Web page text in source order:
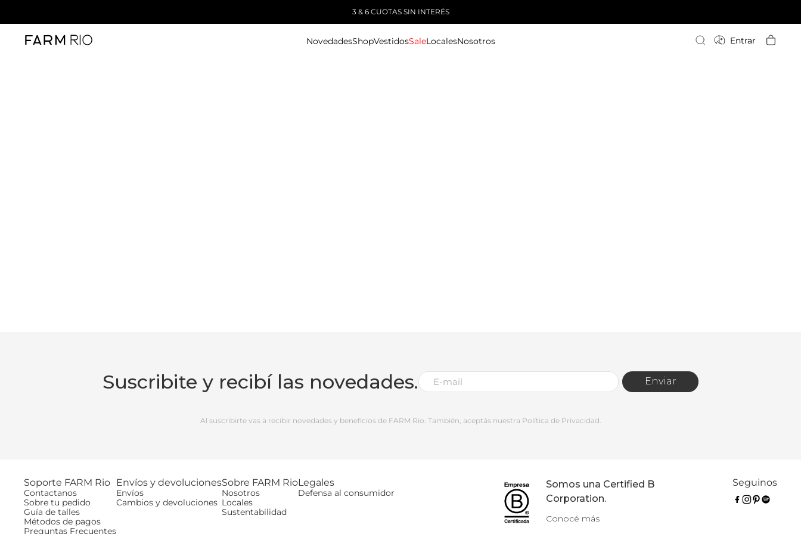
3 & 6 CUOTAS SIN INTERÉS
NovedadesShopVestidosSaleLocalesNosotros Entrar
Suscribite y recibí las novedades. Enviar
Al suscribirte vas a recibir novedades y beneficios de FARM Rio. También, aceptás nuestra Política de Privacidad.
Soporte FARM Rio
Contactanos
Sobre tu pedido
Guía de talles
Métodos de pagos
Preguntas Frecuentes
Envíos y devoluciones
Envíos
Cambios y devoluciones
Sobre FARM Rio
Nosotros
Locales
Sustentabilidad
Legales
Defensa al consumidor
Somos una Certified B
Corporation.
Conocé más
Seguinos